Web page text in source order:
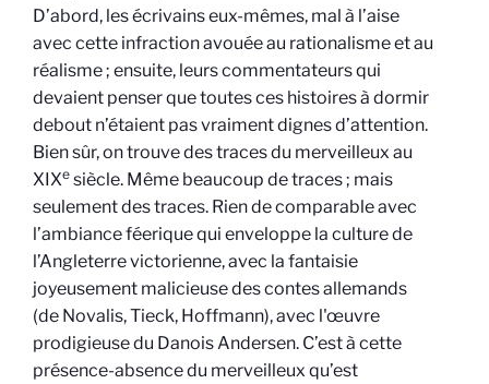
D’abord, les écrivains eux-mêmes, mal à l’aise
avec cette infraction avouée au rationalisme et au
réalisme ; ensuite, leurs commentateurs qui
devaient penser que toutes ces histoires à dormir
debout n’étaient pas vraiment dignes d’attention.
Bien sûr, on trouve des traces du merveilleux au
XIXe siècle. Même beaucoup de traces ; mais
seulement des traces. Rien de comparable avec
l’ambiance féerique qui enveloppe la culture de
l’Angleterre victorienne, avec la fantaisie
joyeusement malicieuse des contes allemands
(de Novalis, Tieck, Hoffmann), avec l'œuvre
prodigieuse du Danois Andersen. C’est à cette
présence-absence du merveilleux qu’est